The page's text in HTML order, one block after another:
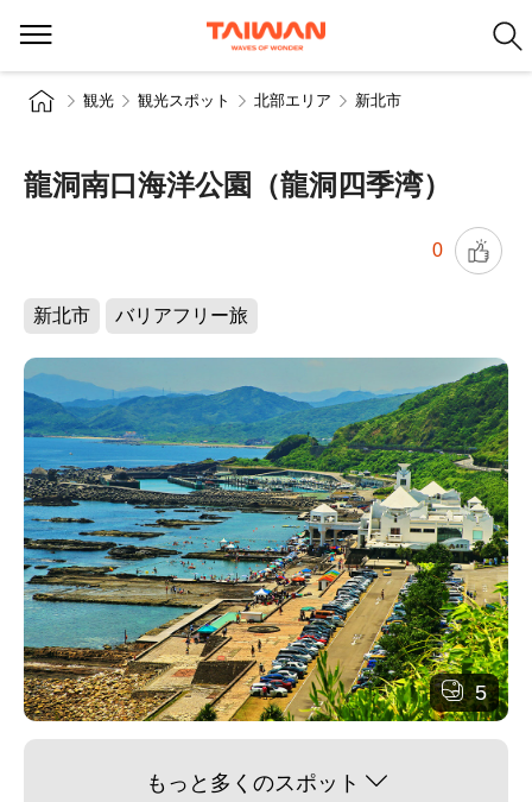
観光 観光スポット 北部エリア 新北市
龍洞南口海洋公園（龍洞四季湾）
0
新北市 バリアフリー旅
5
もっと多くのスポット